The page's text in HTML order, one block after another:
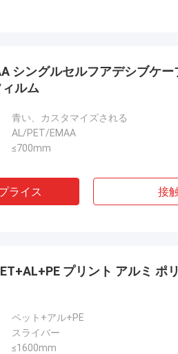
シングルセルフアデシブケ
ルム
青い、カスタマイズされる
AL/PET/EMAA
≤700mm
ライス 接
プリント アルミ ポ
ペット+アル+PE
スライバー
≤1600mm